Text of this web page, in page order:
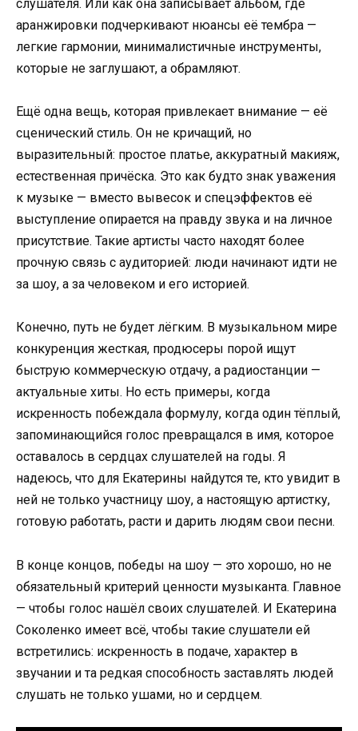
слушателя. Или как она записывает альбом, где
аранжировки подчеркивают нюансы её тембра —
легкие гармонии, минималистичные инструменты,
которые не заглушают, а обрамляют.
Ещё одна вещь, которая привлекает внимание — её
сценический стиль. Он не кричащий, но
выразительный: простое платье, аккуратный макияж,
естественная причёска. Это как будто знак уважения
к музыке — вместо вывесок и спецэффектов её
выступление опирается на правду звука и на личное
присутствие. Такие артисты часто находят более
прочную связь с аудиторией: люди начинают идти не
за шоу, а за человеком и его историей.
Конечно, путь не будет лёгким. В музыкальном мире
конкуренция жесткая, продюсеры порой ищут
быструю коммерческую отдачу, а радиостанции —
актуальные хиты. Но есть примеры, когда
искренность побеждала формулу, когда один тёплый,
запоминающийся голос превращался в имя, которое
оставалось в сердцах слушателей на годы. Я
надеюсь, что для Екатерины найдутся те, кто увидит в
ней не только участницу шоу, а настоящую артистку,
готовую работать, расти и дарить людям свои песни.
В конце концов, победы на шоу — это хорошо, но не
обязательный критерий ценности музыканта. Главное
— чтобы голос нашёл своих слушателей. И Екатерина
Соколенко имеет всё, чтобы такие слушатели ей
встретились: искренность в подаче, характер в
звучании и та редкая способность заставлять людей
слушать не только ушами, но и сердцем.